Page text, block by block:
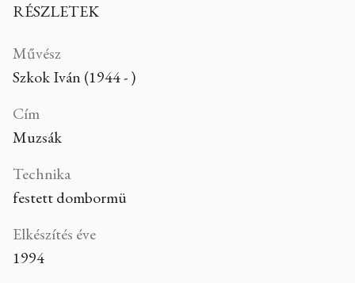
RÉSZLETEK
Művész
Szkok Iván (1944 - )
Cím
Muzsák
Technika
festett dombormü
Elkészítés éve
1994